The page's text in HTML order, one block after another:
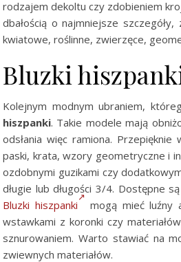
rodzajem dekoltu czy zdobieniem
dbałością o najmniejsze
kwiatowe, roślinne, zwierzęce,
Bluzki
Kolejnym modnym ubraniem,
hiszpanki. Takie modele mają
odsłania więc ramiona.
paski, krata, wzory geometryczne i
ozdobnymi guzikami czy
długie lub długości 3/4. Dostępne
Bluzki hiszpanki
mogą mieć luźny
wstawkami z koronki czy
sznurowaniem. Warto stawiać na
zwiewnych materiałów.